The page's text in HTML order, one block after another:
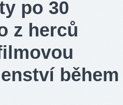
po 30
z herců
během